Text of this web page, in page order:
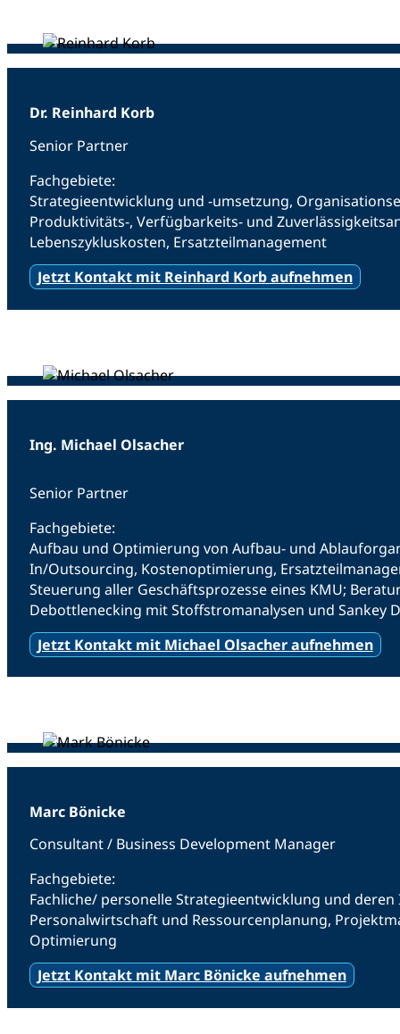
Dr. Reinhard Korb
Senior Partner
Fachgebiete:
Strategieentwicklung und -umsetzung,
Produktivitäts-, Verfügbarkeits- und
Lebenszykluskosten, Ersatzteilmanagement
Jetzt Kontakt mit Reinhard Korb aufnehmen
Ing. Michael Olsacher
Senior Partner
Fachgebiete:
Aufbau und Optimierung von Aufbau- und
In/Outsourcing, Kostenoptimierung,
Steuerung aller Geschäftsprozesse eines KMU;
Debottlenecking mit Stoffstromanalysen und Sankey
Jetzt Kontakt mit Michael Olsacher aufnehmen
Marc Bönicke
Consultant / Business Development Manager
Fachgebiete:
Fachliche/ personelle Strategieentwicklung und
Personalwirtschaft und Ressourcenplanung,
Optimierung
Jetzt Kontakt mit Marc Bönicke aufnehmen